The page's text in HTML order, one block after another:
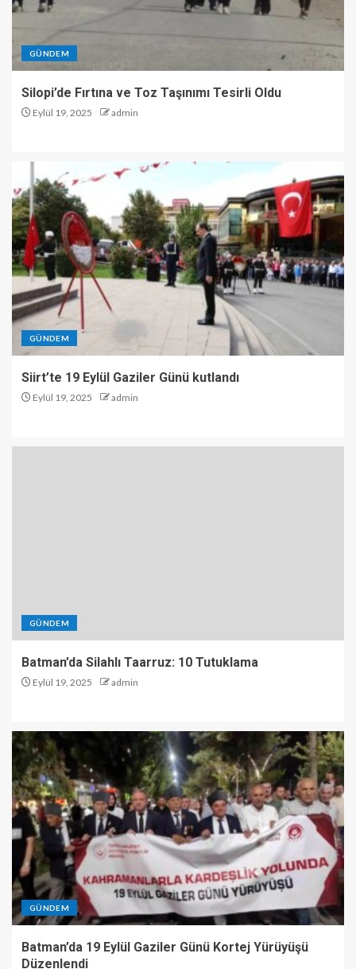
GÜNDEM
Silopi’de Fırtına ve Toz Taşınımı Tesirli Oldu
Eylül 19, 2025 admin
GÜNDEM
Siirt’te 19 Eylül Gaziler Günü kutlandı
Eylül 19, 2025 admin
GÜNDEM
Batman’da Silahlı Taarruz: 10 Tutuklama
Eylül 19, 2025 admin
GÜNDEM
Batman’da 19 Eylül Gaziler Günü Kortej Yürüyüşü
Düzenlendi